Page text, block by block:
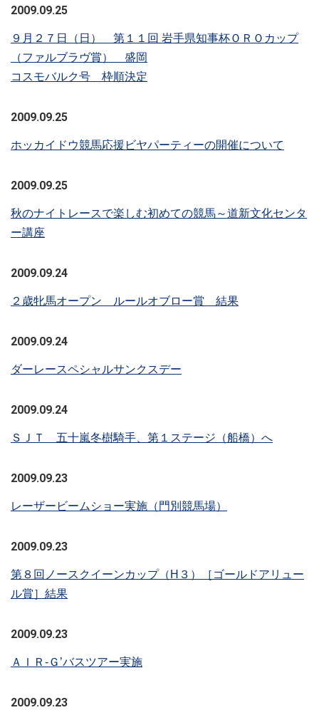
2009.09.25
９月２７日（日） 第１１回 岩手県知事杯ＯＲＯカップ
（ファルブラヴ賞） 盛岡
コスモバルク号 枠順決定
2009.09.25
ホッカイドウ競馬応援ビヤパーティーの開催について
2009.09.25
秋のナイトレースで楽しむ初めての競馬～道新文化センタ
ー講座
2009.09.24
２歳牝馬オープン ルールオブロー賞 結果
2009.09.24
ダーレースペシャルサンクスデー
2009.09.24
ＳＪＴ 五十嵐冬樹騎手、第１ステージ（船橋）へ
2009.09.23
レーザービームショー実施（門別競馬場）
2009.09.23
第８回ノースクイーンカップ（H３）［ゴールドアリュー
ル賞］結果
2009.09.23
ＡＩＲ-Ｇ’バスツアー実施
2009.09.23